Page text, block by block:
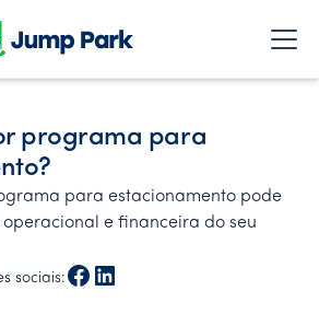
programa para
para estacionamento pode
e financeira do seu
sociais: